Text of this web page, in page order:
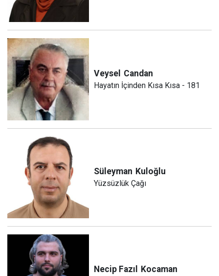
Veysel Candan
Hayatın İçinden Kısa Kısa - 181
Süleyman Kuloğlu
Yüzsüzlük Çağı
Necip Fazıl Kocaman